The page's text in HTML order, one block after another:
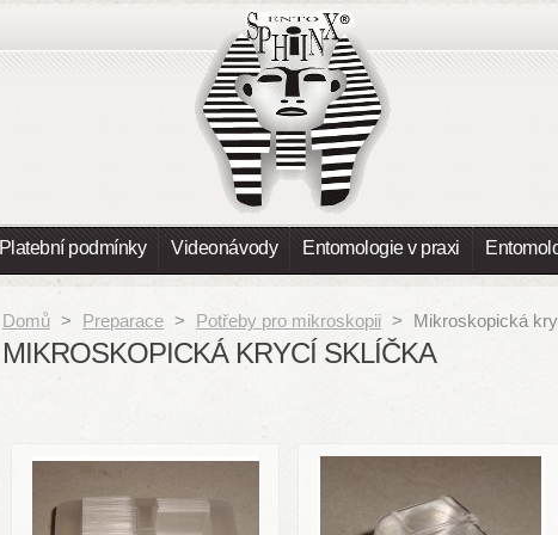
Platební podmínky Videonávody Entomologie v praxi
Domů > Preparace > Potřeby pro mikroskopii > Mikroskopická
MIKROSKOPICKÁ KRYCÍ SKLÍČKA